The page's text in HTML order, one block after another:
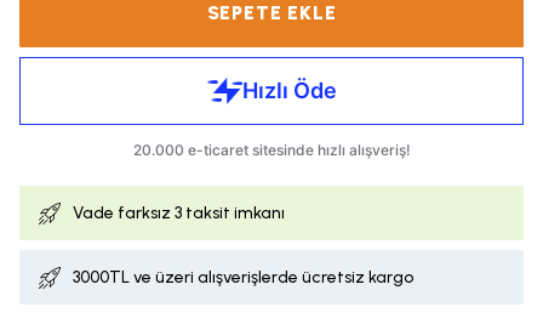
SEPETE EKLE
Vade farksız 3 taksit imkanı
3000TL ve üzeri alışverişlerde ücretsiz kargo